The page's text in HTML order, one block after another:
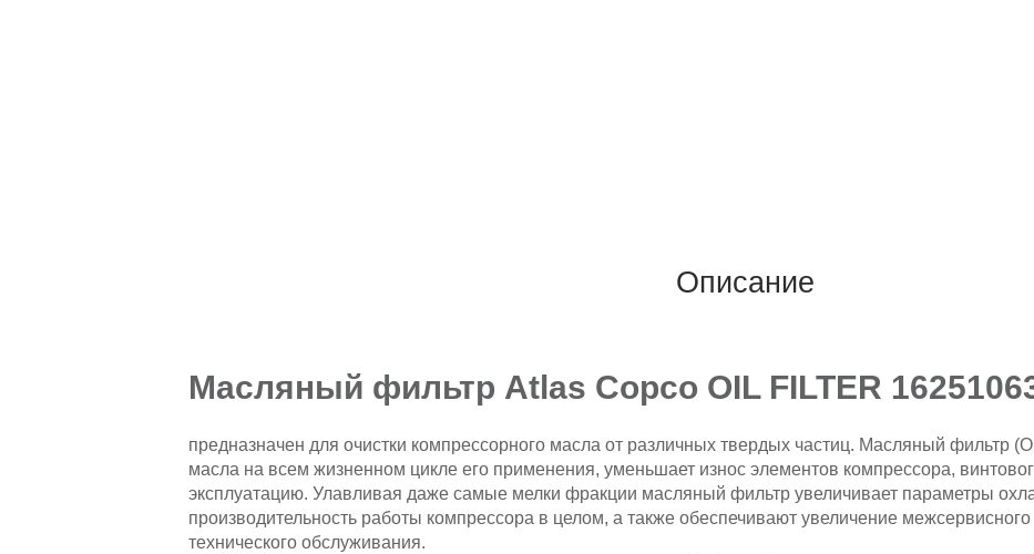
Описание
Масляный фильтр Atlas Copco OIL FILTER
предназначен для очистки компрессорного масла от различных твердых частиц. Масляный фильтр
масла на всем жизненном цикле его применения, уменьшает износ элементов компрессора,
эксплуатацию. Улавливая даже самые мелки фракции масляный фильтр увеличивает параметры
производительность работы компрессора в целом, а также обеспечивают увеличение
технического обслуживания.